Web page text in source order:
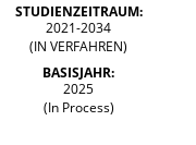
STUDIENZEITRAUM:
2021-2034
(IN VERFAHREN)
BASISJAHR:
2025
(In Process)